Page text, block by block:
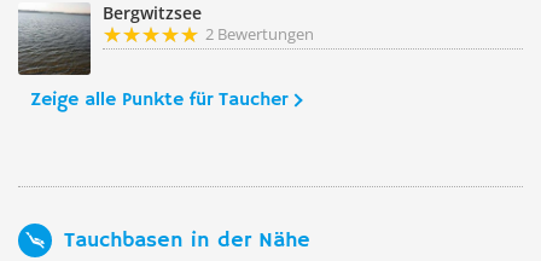
Bergwitzsee
2 Bewertungen
Zeige alle Punkte für Taucher
Tauchbasen in der Nähe